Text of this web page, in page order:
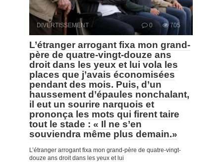
DIVERTISSEMENT 0 705
L’étranger arrogant fixa mon grand-
père de quatre-vingt-douze ans
droit dans les yeux et lui vola les
places que j’avais économisées
pendant des mois. Puis, d’un
haussement d’épaules nonchalant,
il eut un sourire narquois et
prononça les mots qui firent taire
tout le stade : « Il ne s’en
souviendra même plus demain.»
L’étranger arrogant fixa mon grand-père de quatre-vingt-
douze ans droit dans les yeux et lui